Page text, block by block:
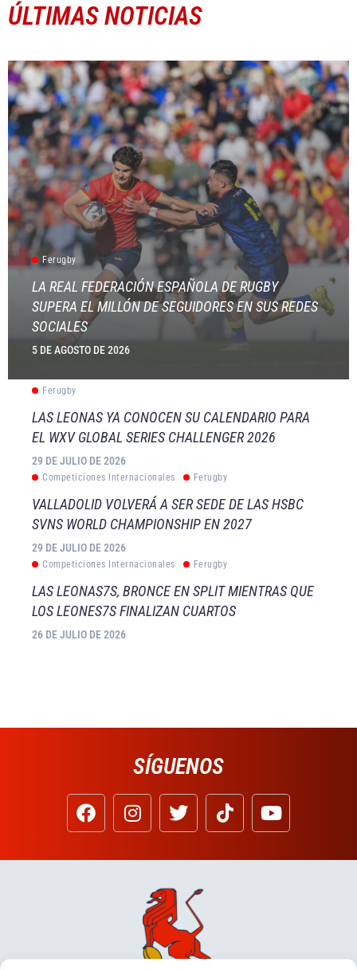
ÚLTIMAS NOTICIAS
Ferugby
LA REAL FEDERACIÓN ESPAÑOLA DE RUGBY
SUPERA EL MILLÓN DE SEGUIDORES EN SUS REDES
SOCIALES
5 DE AGOSTO DE 2026
Ferugby
LAS LEONAS YA CONOCEN SU CALENDARIO PARA
EL WXV GLOBAL SERIES CHALLENGER 2026
29 DE JULIO DE 2026
Competiciones Internacionales Ferugby
VALLADOLID VOLVERÁ A SER SEDE DE LAS HSBC
SVNS WORLD CHAMPIONSHIP EN 2027
29 DE JULIO DE 2026
Competiciones Internacionales Ferugby
LAS LEONAS7S, BRONCE EN SPLIT MIENTRAS QUE
LOS LEONES7S FINALIZAN CUARTOS
26 DE JULIO DE 2026
SÍGUENOS